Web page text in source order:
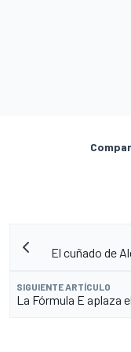
El cuñado de
SIGUIENTE ARTÍCULO
La Fórmula E aplaza